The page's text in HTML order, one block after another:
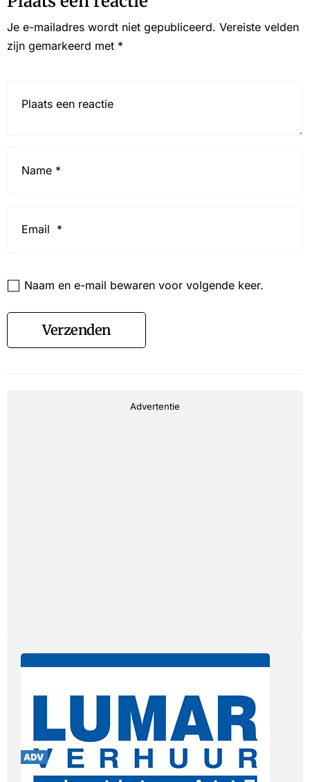
Je e-mailadres wordt niet gepubliceerd. Vereiste velden
zijn gemarkeerd met *
Naam en e-mail bewaren voor volgende keer.
Verzenden
Advertentie